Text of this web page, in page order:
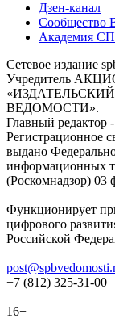
Дзен-канал
Сообщество
Академия
Сетевое издание
Учредитель
ВЕДОМОСТИ».
Главный
Регистрационное
выдано
информационных
(Роскомнадзор) 03
Функционирует
цифрового
Российской
+7 (812) 325-31-00
16+